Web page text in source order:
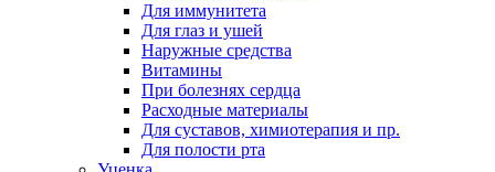
Для иммунитета
Для глаз и ушей
Наружные средства
Витамины
При болезнях сердца
Расходные материалы
Для суставов, химиотерапия и пр.
Для полости рта